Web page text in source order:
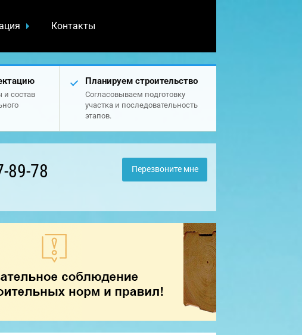
Контакты
и состав
Планируем строительство
Согласовываем подготовку
участка и последовательность
этапов.
89-78 Перезвоните мне